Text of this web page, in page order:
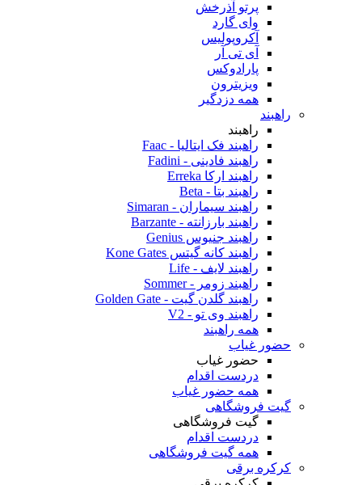
پرتو آذرخش
وای گارد
آکروپولیس
آی تی آر
پارادوکس
ویزیترون
همه دزدگیر
راهبند
راهبند
راهبند فک ایتالیا - Faac
راهبند فادینی - Fadini
راهبند ارکا Erreka
راهبند بتا - Beta
راهبند سیماران - Simaran
راهبند بارزانته - Barzante
راهبند جنیوس Genius
راهبند کانه گیتس Kone Gates
راهبند لایف - Life
راهبند زومر - Sommer
راهبند گلدن گیت - Golden Gate
راهبند وی تو - V2
همه راهبند
حضور غیاب
حضور غیاب
دردست اقدام
همه حضور غیاب
گیت فروشگاهی
گیت فروشگاهی
دردست اقدام
همه گیت فروشگاهی
کرکره برقی